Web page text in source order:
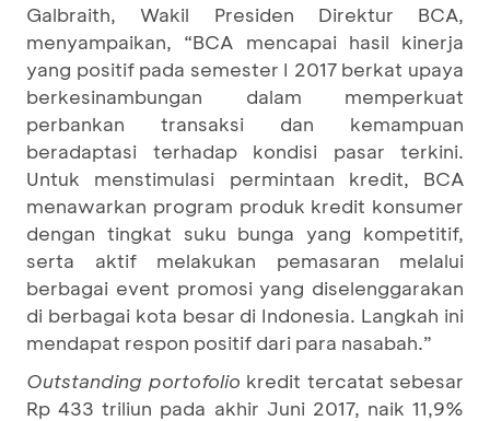
Galbraith, Wakil Presiden Direktur BCA,
menyampaikan, “BCA mencapai hasil kinerja
yang positif pada semester I 2017 berkat upaya
berkesinambungan dalam memperkuat
perbankan transaksi dan kemampuan
beradaptasi terhadap kondisi pasar terkini.
Untuk menstimulasi permintaan kredit, BCA
menawarkan program produk kredit konsumer
dengan tingkat suku bunga yang kompetitif,
serta aktif melakukan pemasaran melalui
berbagai event promosi yang diselenggarakan
di berbagai kota besar di Indonesia. Langkah ini
mendapat respon positif dari para nasabah.”
Outstanding portofolio kredit tercatat sebesar
Rp 433 triliun pada akhir Juni 2017, naik 11,9%